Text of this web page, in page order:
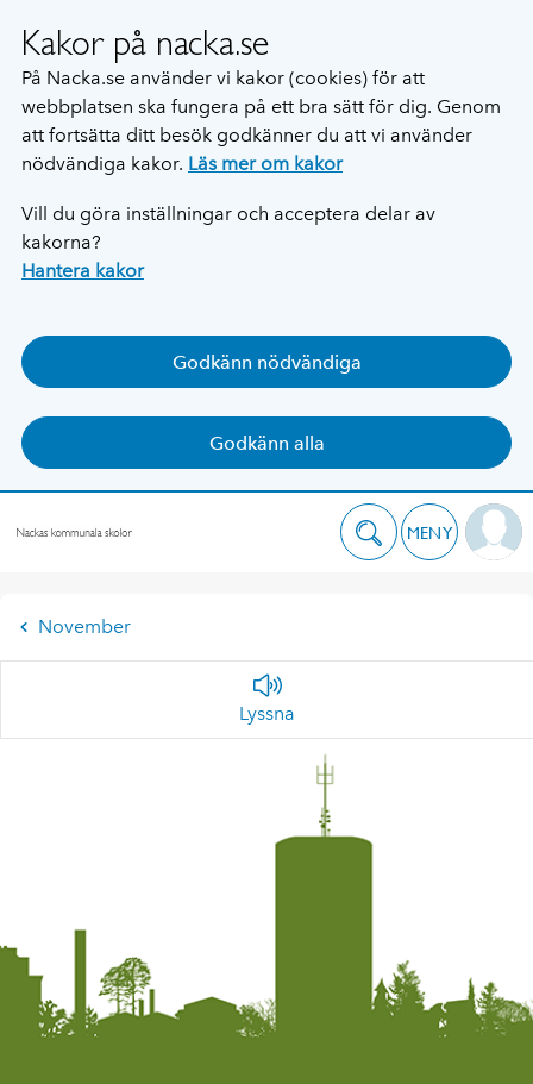
Kakor på nacka.se
På Nacka.se använder vi kakor (cookies) för att
webbplatsen ska fungera på ett bra sätt för dig. Genom
att fortsätta ditt besök godkänner du att vi använder
nödvändiga kakor. Läs mer om kakor
Vill du göra inställningar och acceptera delar av
kakorna?
Hantera kakor
Godkänn nödvändiga
Godkänn alla
MENY
November
Lyssna